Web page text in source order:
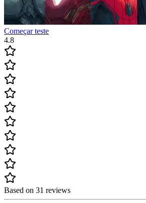
Começar teste
4.8
Based on 31 reviews